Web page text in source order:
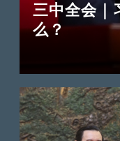
三中全会｜
么？